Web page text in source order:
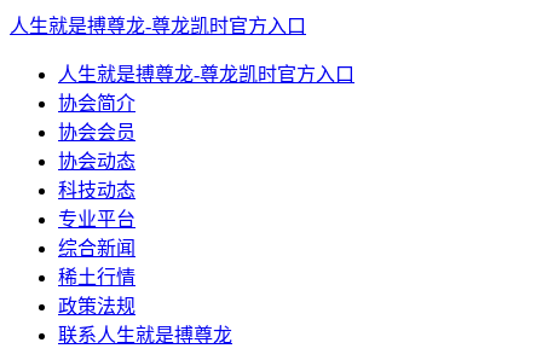
人生就是搏尊龙-尊龙凯时官方入口
人生就是搏尊龙-尊龙凯时官方入口
协会简介
协会会员
协会动态
科技动态
专业平台
综合新闻
稀土行情
政策法规
联系人生就是搏尊龙